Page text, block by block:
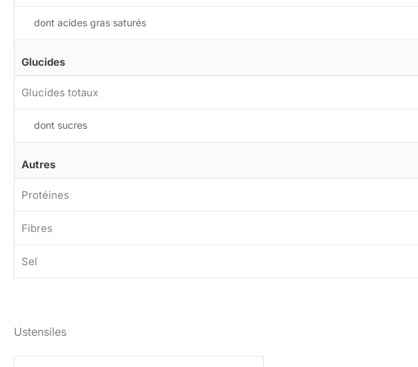
dont acides gras saturés
Glucides
Glucides totaux
dont sucres
Autres
Protéines
Fibres
Sel
Ustensiles